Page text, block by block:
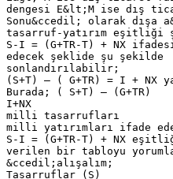
dengesi E&lt;M ise dış
Sonu&ccedil; olarak dışa
tasarruf-yatırım eşitliği
S-I = (G+TR-T) + NX
edecek şeklide şu şekilde
sonlandırılabilir;
(S+T) – ( G+TR) = I + NX
Burada; ( S+T) – (G+TR)
I+NX
milli tasarrufları
milli yatırımları ifade
S-I = (G+TR-T) + NX
verilen bir tabloyu
&ccedil;alışalım;
Tasarruflar (S)